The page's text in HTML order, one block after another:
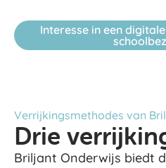
Interesse in een
Verrijkingsmethodes van
Drie
Briljant Onderwijs biedt